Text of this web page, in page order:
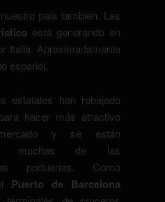
país también. Las
está generando en
Italia. Aproximadamente
español.
estatales han rebajado
hacer más atractivo
y se están
muchas de las
portuarias. Como
Puerto de Barcelona